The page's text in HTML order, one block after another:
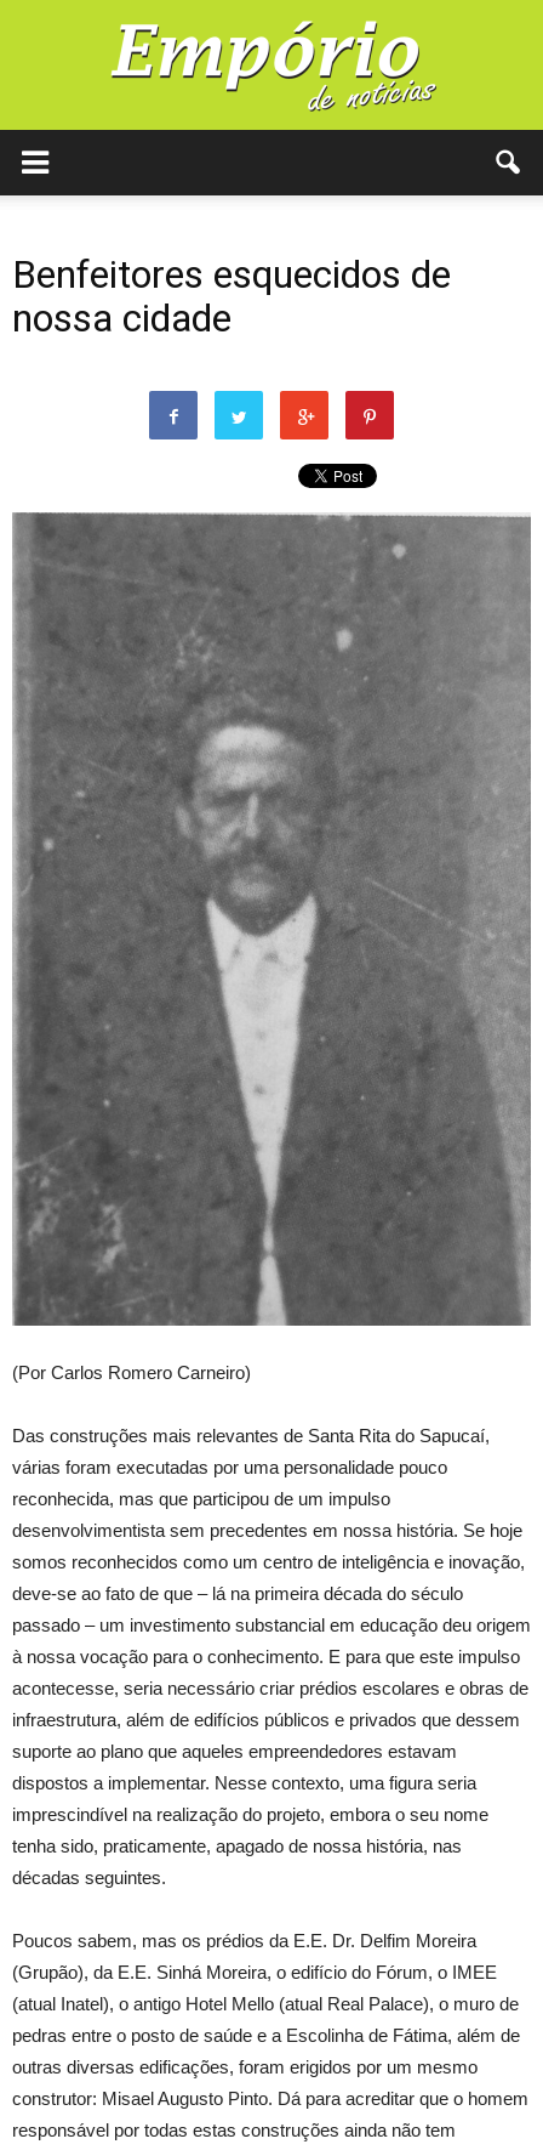
Benfeitores esquecidos de
nossa cidade
(Por Carlos Romero Carneiro)
Das construções mais relevantes de Santa Rita do Sapucaí,
várias foram executadas por uma personalidade pouco
reconhecida, mas que participou de um impulso
desenvolvimentista sem precedentes em nossa história. Se hoje
somos reconhecidos como um centro de inteligência e inovação,
deve-se ao fato de que – lá na primeira década do século
passado – um investimento substancial em educação deu origem
à nossa vocação para o conhecimento. E para que este impulso
acontecesse, seria necessário criar prédios escolares e obras de
infraestrutura, além de edifícios públicos e privados que dessem
suporte ao plano que aqueles empreendedores estavam
dispostos a implementar. Nesse contexto, uma figura seria
imprescindível na realização do projeto, embora o seu nome
tenha sido, praticamente, apagado de nossa história, nas
décadas seguintes.
Poucos sabem, mas os prédios da E.E. Dr. Delfim Moreira
(Grupão), da E.E. Sinhá Moreira, o edifício do Fórum, o IMEE
(atual Inatel), o antigo Hotel Mello (atual Real Palace), o muro de
pedras entre o posto de saúde e a Escolinha de Fátima, além de
outras diversas edificações, foram erigidos por um mesmo
construtor: Misael Augusto Pinto. Dá para acreditar que o homem
responsável por todas estas construções ainda não tem